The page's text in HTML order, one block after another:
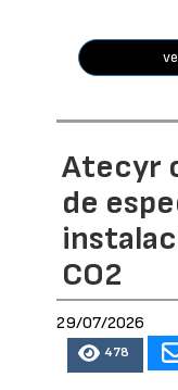
Atecyr
de
CO2
29/07/2026
478